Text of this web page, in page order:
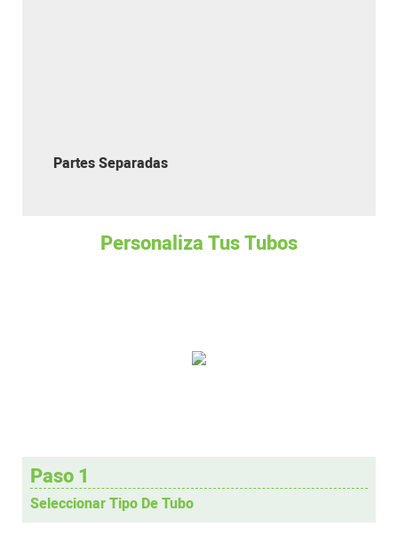
Partes Separadas
Personaliza Tus Tubos
Paso 1
Seleccionar Tipo De Tubo